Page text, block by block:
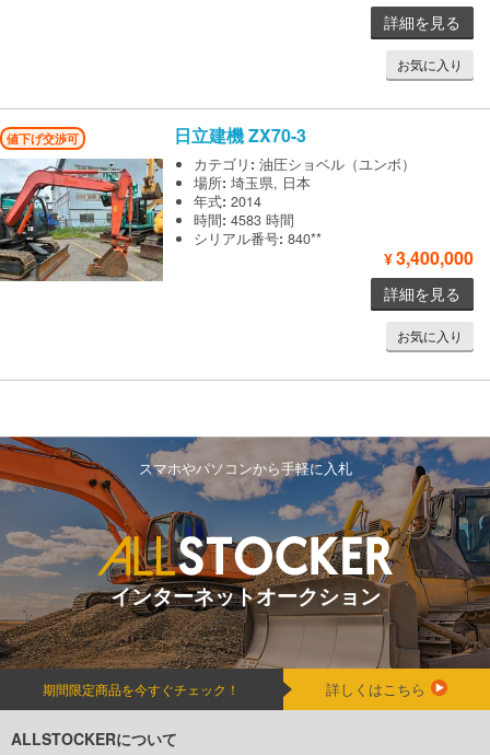
詳細を見る
お気に入り
値下げ交渉可 日立建機ZX70-3
カテゴリ :油圧ショベル（ユンボ）
場所:埼玉県, 日本
年式:2014
時間:4583 時間
シリアル番号:840**
¥3,400,000
詳細を見る
お気に入り
スマホやパソコンから手軽に入札
インターネットオークション
期間限定商品を今すぐチェック！ 詳しくはこちら
ALLSTOCKERについて